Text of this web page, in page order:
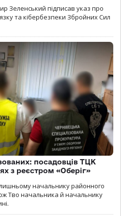
Зеленський підписав указ про
та кібербезпеки Збройних Сил
посадовців ТЦК
з реєстром «Оберіг»
начальнику районного
Тво начальника й начальнику